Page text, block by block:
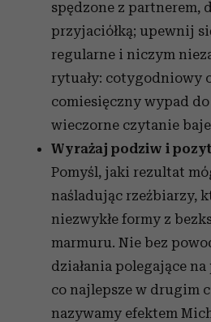
spędzone z partnerem,
przyjaciółką; upewnij
regularne i niczym
rytuały: cotygodniowy
comiesięczny wypad
wieczorne czytanie
Wyrażaj podziw i
Pomyśl, jaki rezultat
naśladując rzeźbiarzy,
niezwykłe formy z
marmuru. Nie bez
działania polegające
co najlepsze w drugim
nazywamy efektem